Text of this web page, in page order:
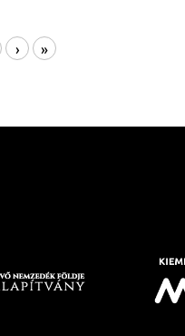
› »